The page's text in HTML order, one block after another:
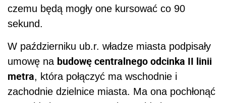
czemu będą mogły one kursować co 90
sekund.
W październiku ub.r. władze miasta podpisały
umowę na budowę centralnego odcinka II linii
metra, która połączyć ma wschodnie i
zachodnie dzielnice miasta. Ma ona pochłonąć